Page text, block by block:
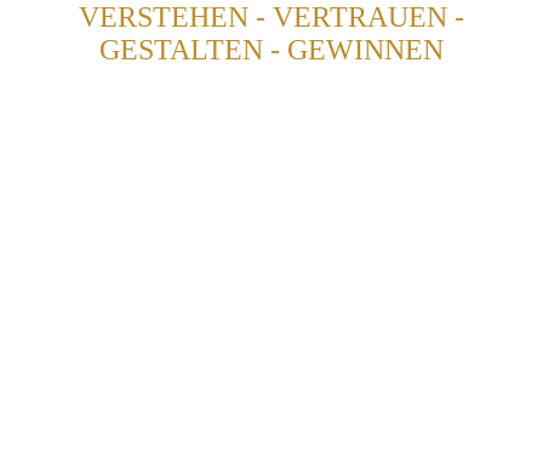
VERSTEHEN - VERTRAUEN -
GESTALTEN - GEWINNEN